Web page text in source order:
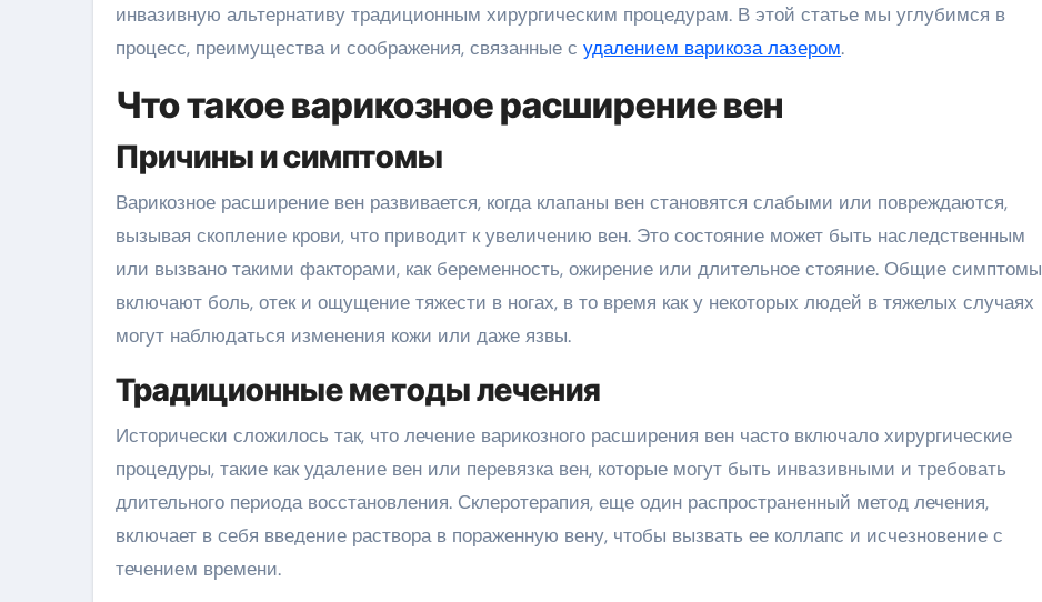
инвазивную альтернативу традиционным хирургическим процедурам. В этой статье мы углубимся в
процесс, преимущества и соображения, связанные с удалением варикоза лазером.
Что такое варикозное расширение вен
Причины и симптомы
Варикозное расширение вен развивается, когда клапаны вен становятся слабыми или повреждаются,
вызывая скопление крови, что приводит к увеличению вен. Это состояние может быть наследственным
или вызвано такими факторами, как беременность, ожирение или длительное стояние. Общие симптомы
включают боль, отек и ощущение тяжести в ногах, в то время как у некоторых людей в тяжелых случаях
могут наблюдаться изменения кожи или даже язвы.
Традиционные методы лечения
Исторически сложилось так, что лечение варикозного расширения вен часто включало хирургические
процедуры, такие как удаление вен или перевязка вен, которые могут быть инвазивными и требовать
длительного периода восстановления. Склеротерапия, еще один распространенный метод лечения,
включает в себя введение раствора в пораженную вену, чтобы вызвать ее коллапс и исчезновение с
течением времени.